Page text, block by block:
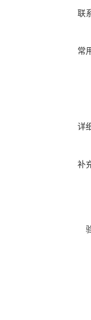
联
常
详
补